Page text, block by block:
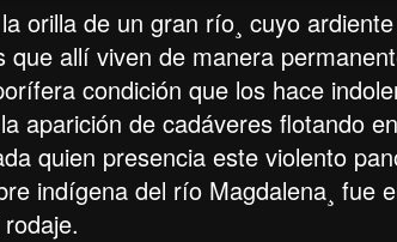
orilla de un gran río¸ cuyo
allí viven de manera
condición que los hace
aparición de cadáveres flotando
quien presencia este violento
indígena del río Magdalena¸ fue